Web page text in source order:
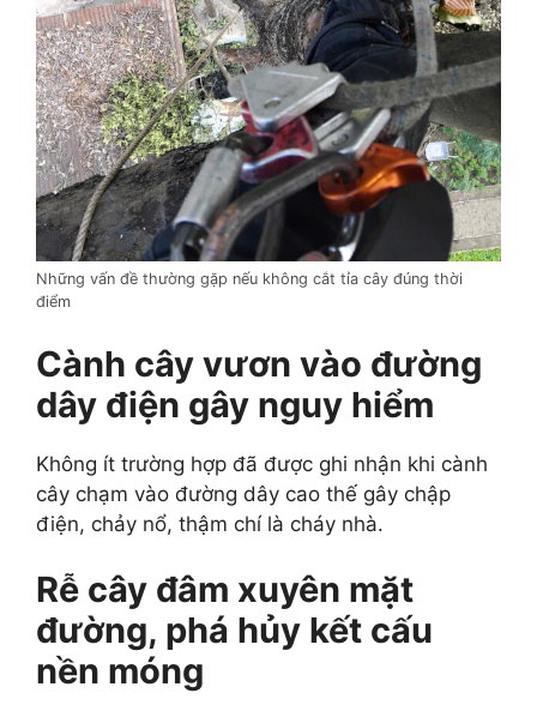
Những vấn đề thường gặp nếu không cắt tỉa cây đúng thời
điểm
Cành cây vươn vào đường
dây điện gây nguy hiểm
Không ít trường hợp đã được ghi nhận khi cành
cây chạm vào đường dây cao thế gây chập
điện, chảy nổ, thậm chí là cháy nhà.
Rễ cây đâm xuyên mặt
đường, phá hủy kết cấu
nền móng